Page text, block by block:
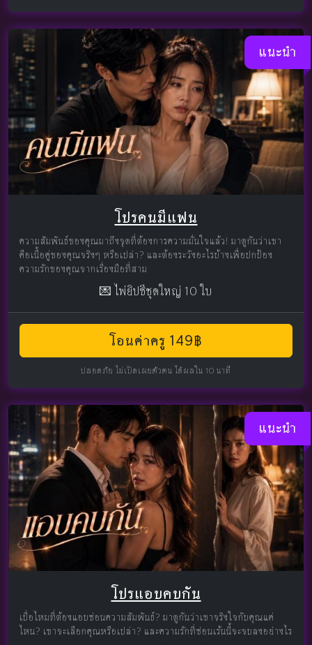
แนะนำ
โปรคนมีแฟน
ความสัมพันธ์ของคุณมาถึงจุดที่ต้องการความมั่นใจแล้ว! มาดูกันว่าเขา
คือเนื้อคู่ของคุณจริงๆ หรือเปล่า? และต้องระวังอะไรบ้างเพื่อปกป้อง
ความรักของคุณจากเรื่องมือที่สาม
💌 ไพ่ยิปซีชุดใหญ่ 10 ใบ
โอนค่าครู 149฿
ปลอดภัย ไม่เปิดเผยตัวตน ได้ผลใน 10 นาที
แนะนำ
โปรแอบคบกัน
เบื่อไหมที่ต้องแอบซ่อนความสัมพันธ์? มาดูกันว่าเขาจริงใจกับคุณแค่
ไหน? เขาจะเลือกคุณหรือเปล่า? และความรักที่ซ่อนเร้นนี้จะจบลงอย่างไร